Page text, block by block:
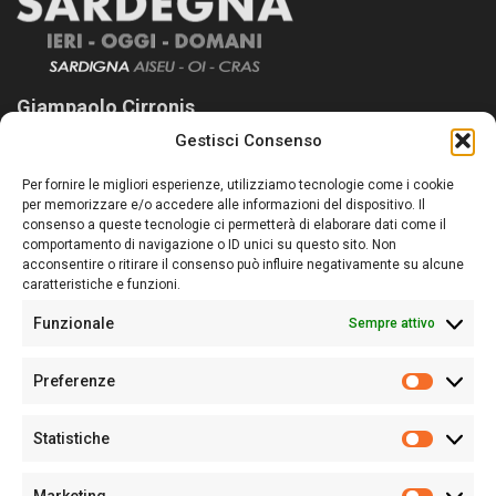
Gestisci Consenso
Per fornire le migliori esperienze, utilizziamo tecnologie come i cookie
per memorizzare e/o accedere alle informazioni del dispositivo. Il
consenso a queste tecnologie ci permetterà di elaborare dati come il
comportamento di navigazione o ID unici su questo sito. Non
acconsentire o ritirare il consenso può influire negativamente su alcune
caratteristiche e funzioni.
Funzionale Sempre attivo
Preferenze
Statistiche
Giampaolo Cirronis
Sardegna Ieri-Oggi-Domani nasce per informare “liberamente” i
lettori su quanto accade in Sardegna, con un occhio rivolto al
nostro passato e, soprattutto, al nostro futuro
Follow Us
Sede:Via Cristoforo Colombo 09013 Carbonia
Partita IVA02270380922